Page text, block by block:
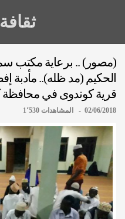
(مصور) .. برعاية مكتب
الحكيم (مد ظله).. مأدبة
قرية كوندوى في محافظة
02/06/2018 - المشاهدات 1٬530